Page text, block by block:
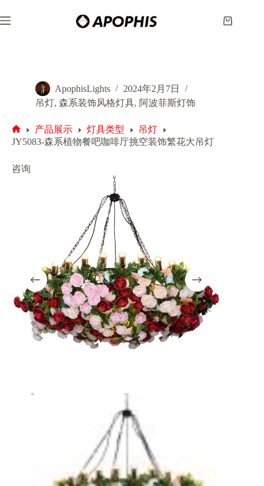
至
购
ApophisLights
2024年2月7日
吊灯, 森系装饰风格灯具, 阿波菲斯灯饰
首
产品展示 灯具类型
吊灯
JY5083-森系植物餐吧咖啡厅挑空装饰繁花大吊灯
咨询